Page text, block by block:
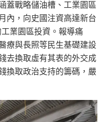
蓋戰略儲油槽、工業園區
內，向史國注資高達新台
業園區投資。報導痛
療與長照等民生基礎建設
去換取虛有其表的外交成
換取政治支持的籌碼，嚴